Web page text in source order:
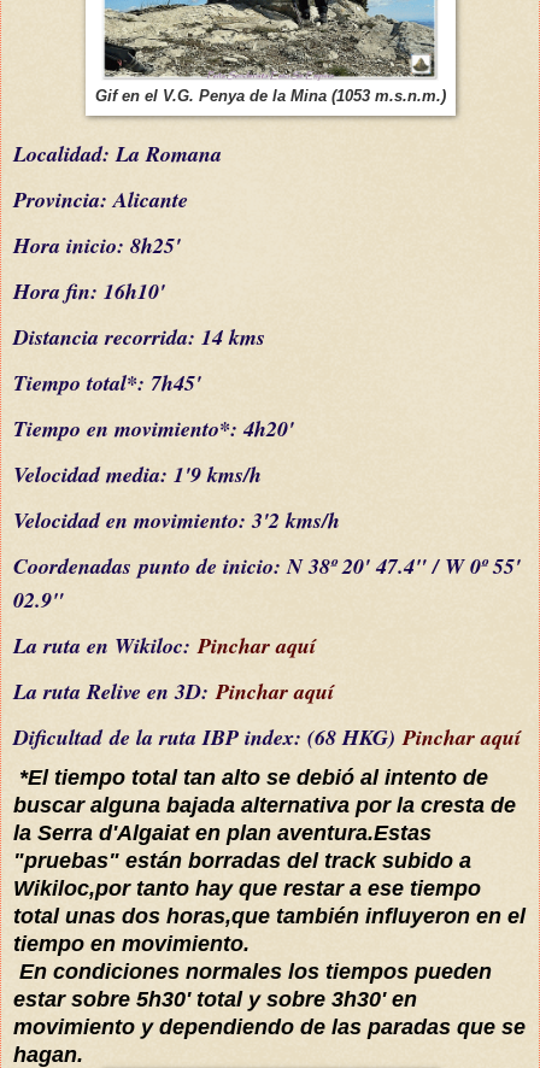
Gif en el V.G. Penya de la Mina (1053 m.s.n.m.)
Localidad: La Romana
Provincia: Alicante
Hora inicio: 8h25'
Hora fin: 16h10'
Distancia recorrida: 14 kms
Tiempo total*: 7h45'
Tiempo en movimiento*: 4h20'
Velocidad media: 1'9 kms/h
Velocidad en movimiento: 3'2 kms/h
Coordenadas punto de inicio: N 38º 20' 47.4" / W 0º 55'
02.9"
La ruta en Wikiloc:Pinchar aquí
La ruta Relive en 3D:Pinchar aquí
Dificultadde la ruta IBP index: (68 HKG)Pinchar aquí
*El tiempo total tan alto se debió al intento de
buscar alguna bajada alternativa por la cresta de
la Serra d'Algaiat en plan aventura.Estas
"pruebas" están borradas del track subido a
Wikiloc,por tanto hay que restar a ese tiempo
total unas dos horas,que también influyeron en el
tiempo en movimiento.
En condiciones normales los tiempos pueden
estar sobre 5h30' total y sobre 3h30' en
movimiento y dependiendo de las paradas que se
hagan.